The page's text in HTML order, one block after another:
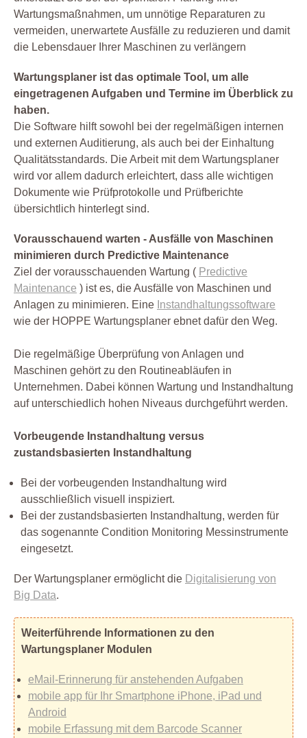
Wartungsmaßnahmen, um unnötige Reparaturen zu
vermeiden, unerwartete Ausfälle zu reduzieren und damit
die Lebensdauer Ihrer Maschinen zu verlängern
Wartungsplaner ist das optimale Tool, um alle
eingetragenen Aufgaben und Termine im Überblick zu
haben.
Die Software hilft sowohl bei der regelmäßigen internen
und externen Auditierung, als auch bei der Einhaltung
Qualitätsstandards. Die Arbeit mit dem Wartungsplaner
wird vor allem dadurch erleichtert, dass alle wichtigen
Dokumente wie Prüfprotokolle und Prüfberichte
übersichtlich hinterlegt sind.
Vorausschauend warten - Ausfälle von Maschinen
minimieren durch Predictive Maintenance
Ziel der vorausschauenden Wartung ( Predictive
Maintenance ) ist es, die Ausfälle von Maschinen und
Anlagen zu minimieren. Eine Instandhaltungssoftware
wie der HOPPE Wartungsplaner ebnet dafür den Weg.
Die regelmäßige Überprüfung von Anlagen und
Maschinen gehört zu den Routineabläufen in
Unternehmen. Dabei können Wartung und Instandhaltung
auf unterschiedlich hohen Niveaus durchgeführt werden.
Vorbeugende Instandhaltung versus
zustandsbasierten Instandhaltung
Bei der vorbeugenden Instandhaltung wird
ausschließlich visuell inspiziert.
Bei der zustandsbasierten Instandhaltung, werden für
das sogenannte Condition Monitoring Messinstrumente
eingesetzt.
Der Wartungsplaner ermöglicht die Digitalisierung von
Big Data.
Weiterführende Informationen zu den
Wartungsplaner Modulen
eMail-Erinnerung für anstehenden Aufgaben
mobile app für Ihr Smartphone iPhone, iPad und
Android
mobile Erfassung mit dem Barcode Scanner